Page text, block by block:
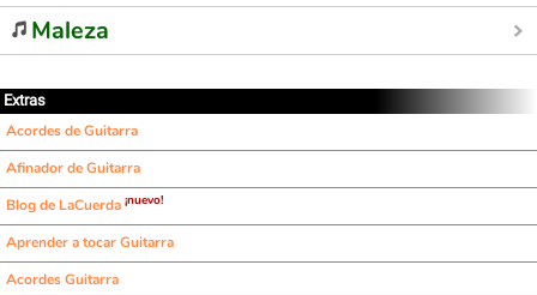
Maleza
Extras
Acordes de Guitarra
Afinador de Guitarra
Blog de LaCuerda ¡nuevo!
Aprender a tocar Guitarra
Acordes Guitarra